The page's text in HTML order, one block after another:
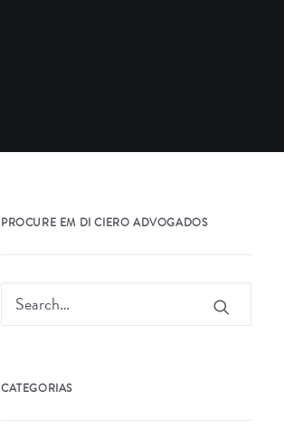
PROCURE EM DI CIERO ADVOGADOS
CATEGORIAS